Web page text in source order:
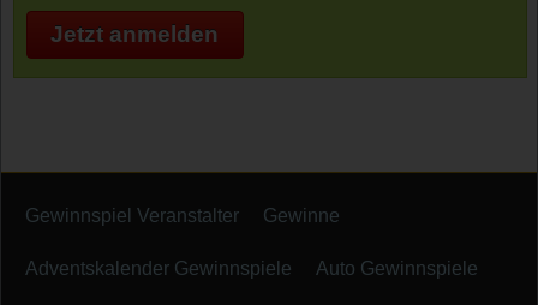
Jetzt anmelden
Gewinnspiel Veranstalter Gewinne
Adventskalender Gewinnspiele Auto Gewinnspiele